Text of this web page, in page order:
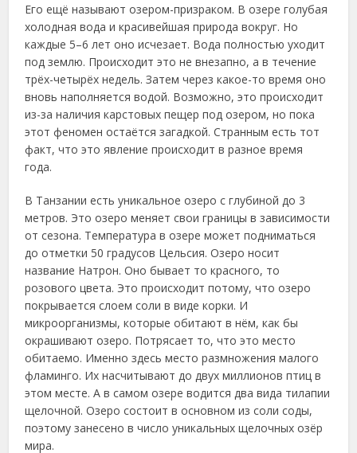
Его ещё называют озером-призраком. В озере голубая
холодная вода и красивейшая природа вокруг. Но
каждые 5–6 лет оно исчезает. Вода полностью уходит
под землю. Происходит это не внезапно, а в течение
трёх-четырёх недель. Затем через какое-то время оно
вновь наполняется водой. Возможно, это происходит
из-за наличия карстовых пещер под озером, но пока
этот феномен остаётся загадкой. Странным есть тот
факт, что это явление происходит в разное время
года.
В Танзании есть уникальное озеро с глубиной до 3
метров. Это озеро меняет свои границы в зависимости
от сезона. Температура в озере может подниматься
до отметки 50 градусов Цельсия. Озеро носит
название Натрон. Оно бывает то красного, то
розового цвета. Это происходит потому, что озеро
покрывается слоем соли в виде корки. И
микроорганизмы, которые обитают в нём, как бы
окрашивают озеро. Потрясает то, что это место
обитаемо. Именно здесь место размножения малого
фламинго. Их насчитывают до двух миллионов птиц в
этом месте. А в самом озере водится два вида тилапии
щелочной. Озеро состоит в основном из соли соды,
поэтому занесено в число уникальных щелочных озёр
мира.